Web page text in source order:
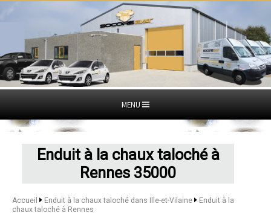
MENU
Enduit à la chaux taloché à
Rennes 35000
Accueil Enduit à la chaux taloché dans Ille-et-Vilaine
Enduit à la
chaux taloché à Rennes